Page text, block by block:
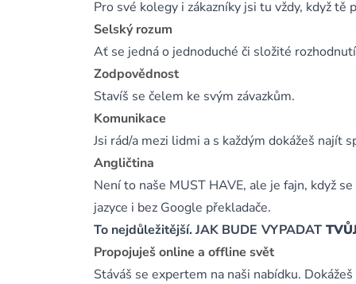
Pro své kolegy i zákazníky jsi tu vždy, když tě
Selský rozum
Ať se jedná o jednoduché či složité
Zodpovědnost
Stavíš se čelem ke svým závazkům.
Komunikace
Jsi rád/a mezi lidmi a s každým dokážeš najít
Angličtina
Není to naše MUST HAVE, ale je fajn, když
jazyce i bez Google překladače.
To nejdůležitější. JAK BUDE VYPADAT
Propojuješ online a offline svět
Stáváš se expertem na naši nabídku.